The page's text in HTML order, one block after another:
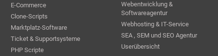
E-Commerce
Clone-Scripts
Marktplatz-Software
Ticket & Supportsysteme
PHP Scripte
Webentwicklung &
Softwareagentur
Webhosting & IT-Service
SEA , SEM und SEO Agentur
Userübersicht